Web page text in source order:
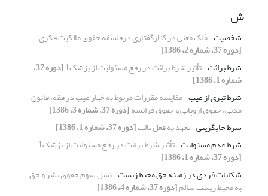
ش
شخصیت مُلک معنی در کنارگفتاری درفلسفه حقوق مالکیت فکری
[دوره 37، شماره 2، 1386]
شرط برائت تأثیر شرط برائت در رفع مسئولیت از پزشک1 [دوره 37،
شماره 1، 1386]
شرط تبری از عیب مقایسه مقررات مربوط به خیار عیب در فقه، قانون
مدنی، حقوق اروپایی و حقوق فرانسه[دوره 37، شماره 3، 1386]
شرط جایگزینی تعهد به فعل ثالث[دوره 37، شماره 1، 1386]
شرط عدم مسئولیت تأثیر شرط برائت در رفع مسئولیت از پزشک1
[دوره 37، شماره 1، 1386]
شکایات فردی در زمینه حق محیط زیست نسل سوم حقوق بشر و حق
به محیط زیست سالم[دوره 37، شماره 4، 1386]